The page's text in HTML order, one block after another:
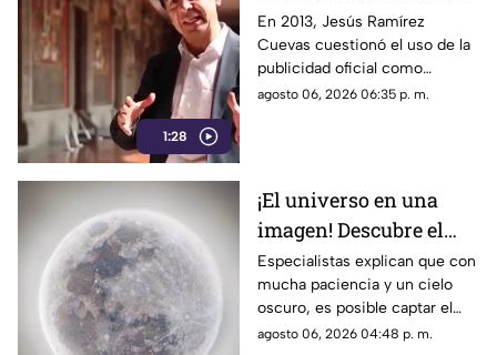
1:28
por publicidad oficial a
ser señalado por
estrategia de control
informativo
En 2013, Jesús Ramírez
Cuevas cuestionó el uso de la
publicidad oficial como
herramienta para presionar a
relacionadas con la difusión de
la información.
agosto 06, 2026 06:35 p. m.
¡El universo en una
imagen! Descubre el
fascinante mundo de la
astrofotografía en La
Laguna
Especialistas explican que con
mucha paciencia y un cielo
oscuro, es posible captar el
aparente movimiento de las
agosto 06, 2026 04:48 p. m.